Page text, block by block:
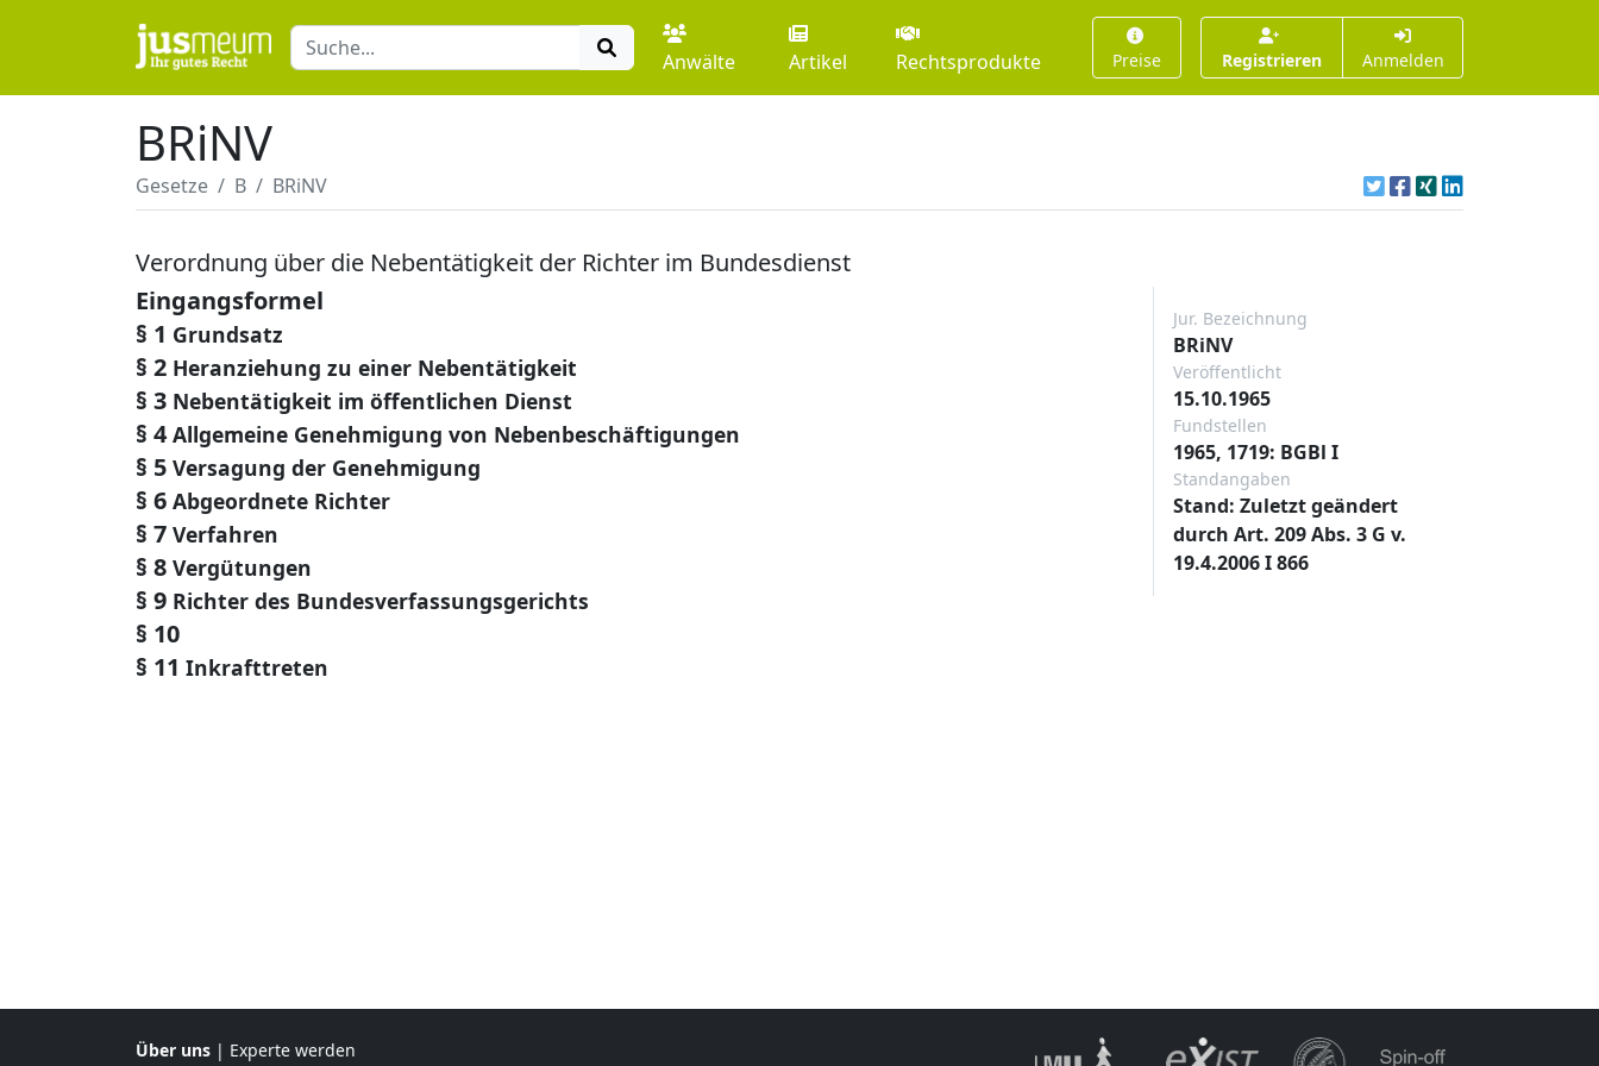
Anwälte Artikel Rechtsprodukte Preise Registrieren Anmelden
BRiNV
Gesetze B BRiNV
Verordnung über die Nebentätigkeit der Richter im Bundesdienst
Eingangsformel
§ 1 Grundsatz
§ 2 Heranziehung zu einer Nebentätigkeit
§ 3 Nebentätigkeit im öffentlichen Dienst
§ 4 Allgemeine Genehmigung von Nebenbeschäftigungen
§ 5 Versagung der Genehmigung
§ 6 Abgeordnete Richter
§ 7 Verfahren
§ 8 Vergütungen
§ 9 Richter des Bundesverfassungsgerichts
§ 10
§ 11 Inkrafttreten
Jur. Bezeichnung
BRiNV
Veröffentlicht
15.10.1965
Fundstellen
1965, 1719: BGBl I
Standangaben
Stand: Zuletzt geändert
durch Art. 209 Abs. 3 G v.
19.4.2006 I 866
Über uns | Experte werden